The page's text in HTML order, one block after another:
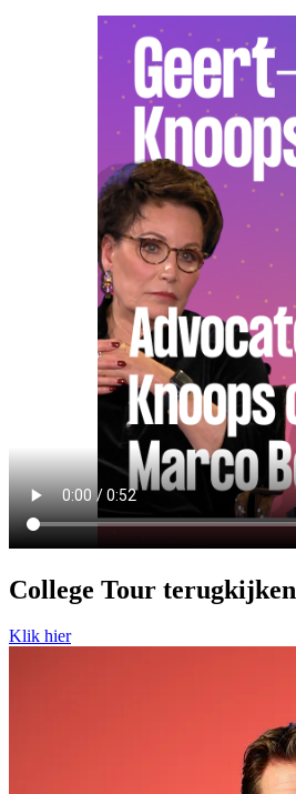
College Tour terugkijken
Klik hier